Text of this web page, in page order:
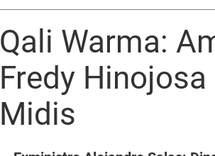
Qali Warma:
Fredy
Midis